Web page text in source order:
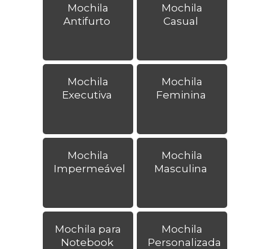
Mochila
Antifurto
Mochila
Casual
Mochila
Executiva
Mochila
Feminina
Mochila
Impermeável
Mochila
Masculina
Mochila para
Notebook
Mochila
Personalizada